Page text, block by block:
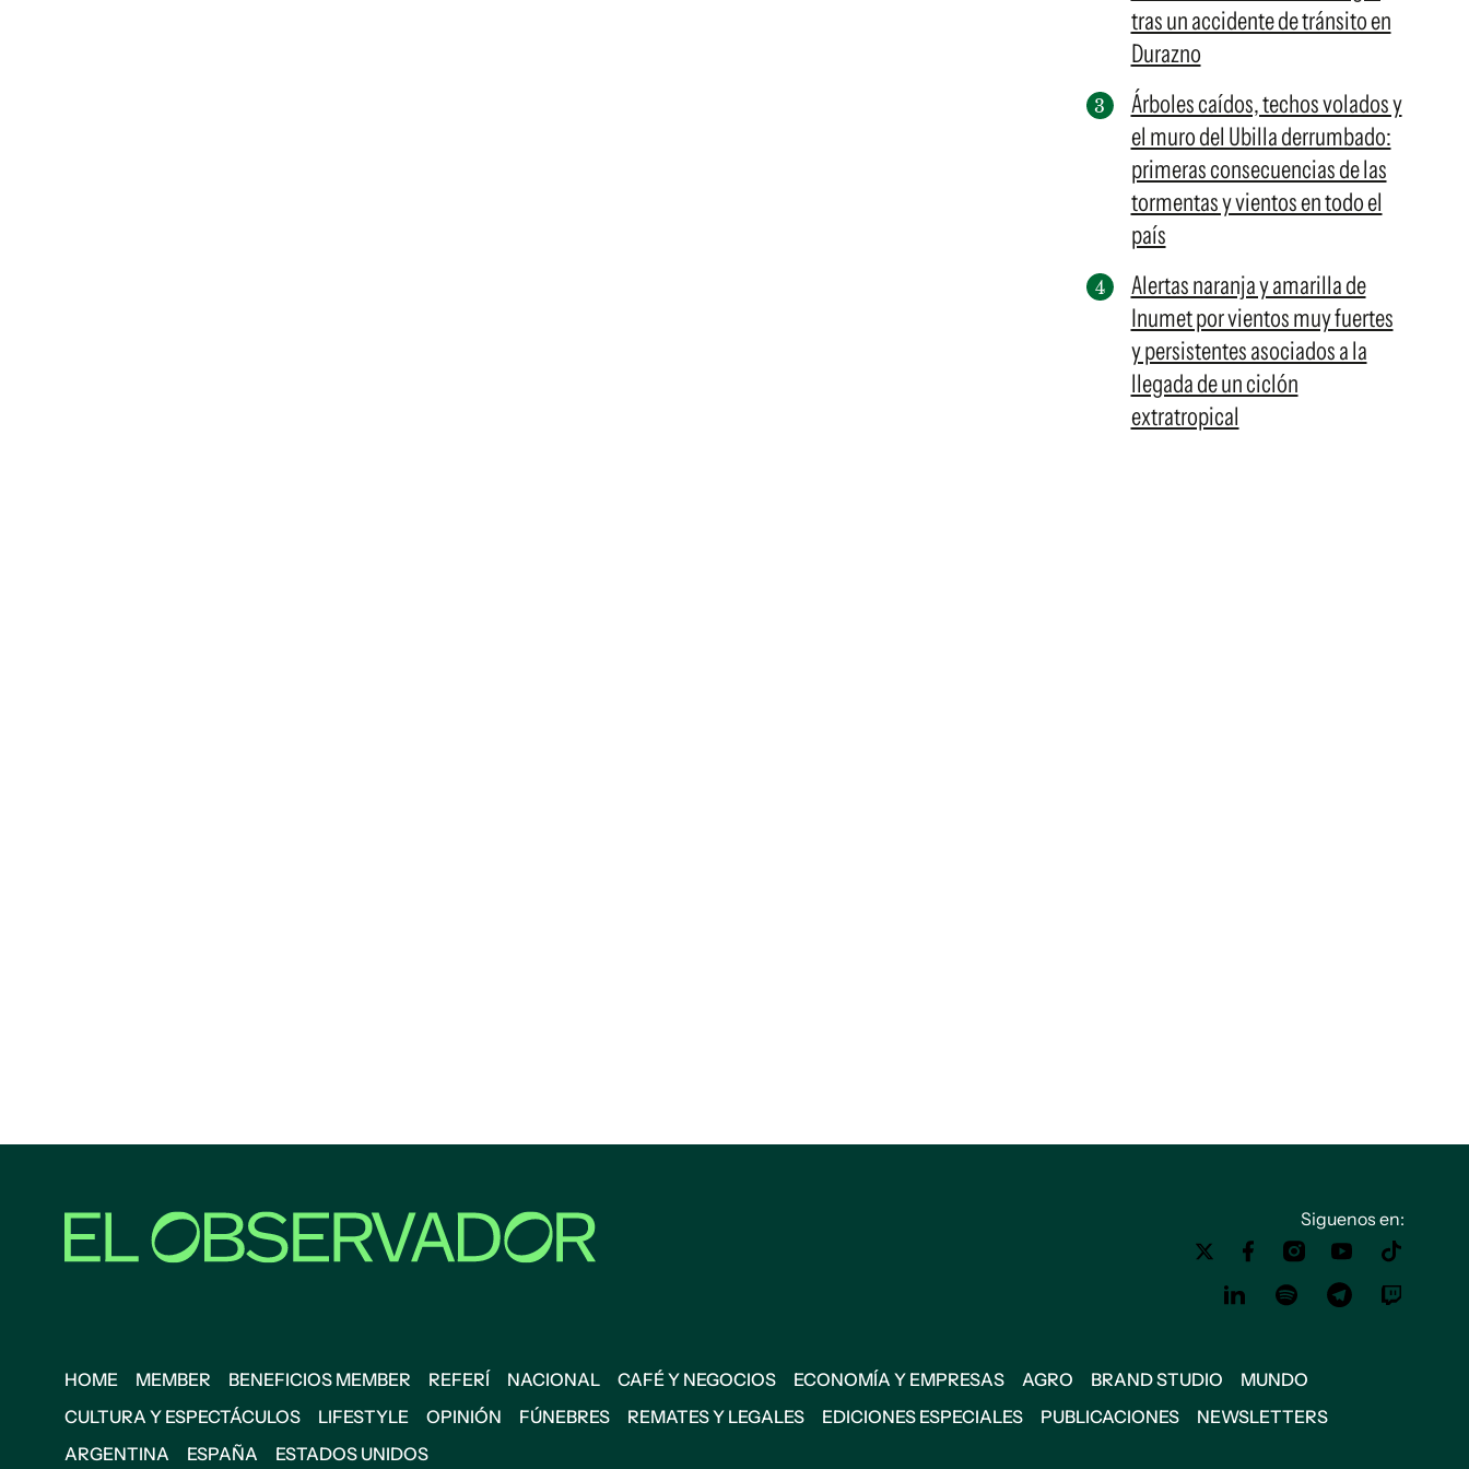
tras un accidente de tránsito en
Durazno
Árboles caídos, techos volados y
el muro del Ubilla derrumbado:
primeras consecuencias de las
tormentas y vientos en todo el
país
Alertas naranja y amarilla de
Inumet por vientos muy fuertes
y persistentes asociados a la
llegada de un ciclón
extratropical
Siguenos en:
HOME MEMBER BENEFICIOS MEMBER REFERÍ NACIONAL CAFÉ Y NEGOCIOS ECONOMÍA Y EMPRESAS AGRO BRAND STUDIO
MUNDO
CULTURA Y ESPECTÁCULOS
LIFESTYLE OPINIÓN FÚNEBRES REMATES Y LEGALES EDICIONES ESPECIALES PUBLICACIONES
NEWSLETTERS
ARGENTINA
ESPAÑA ESTADOS UNIDOS